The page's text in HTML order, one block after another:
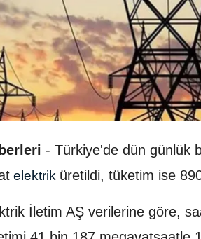
- Türkiye'de dün günlük
elektrik üretildi, tüketim ise
İletim AŞ verilerine göre,